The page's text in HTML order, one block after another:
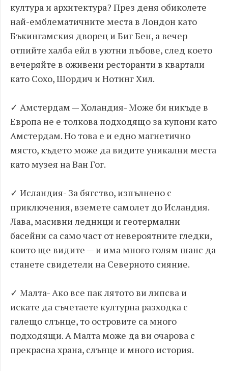
култура и архитектура? През деня обиколете
най-емблематичните места в Лондон като
Бъкингамския дворец и Биг Бен, а вечер
отпийте халба ейл в уютни пъбове, след което
вечеряйте в оживени ресторанти в квартали
като Сохо, Шордич и Нотинг Хил.
✓ Амстердам — Холандия- Може би никъде в
Европа не е толкова подходящо за купони като
Амстердам. Но това е и едно магнетично
място, където може да видите уникални места
като музея на Ван Гог.
✓ Исландия- За бягство, изпълнено с
приключения, вземете самолет до Исландия.
Лава, масивни ледници и геотермални
басейни са само част от невероятните гледки,
които ще видите — и има много голям шанс да
станете свидетели на Северното сияние.
✓ Малта- Ако все пак лятото ви липсва и
искате да съчетаете културна разходка с
галещо слънце, то островите са много
подходящи. А Малта може да ви очарова с
прекрасна храна, слънце и много история.